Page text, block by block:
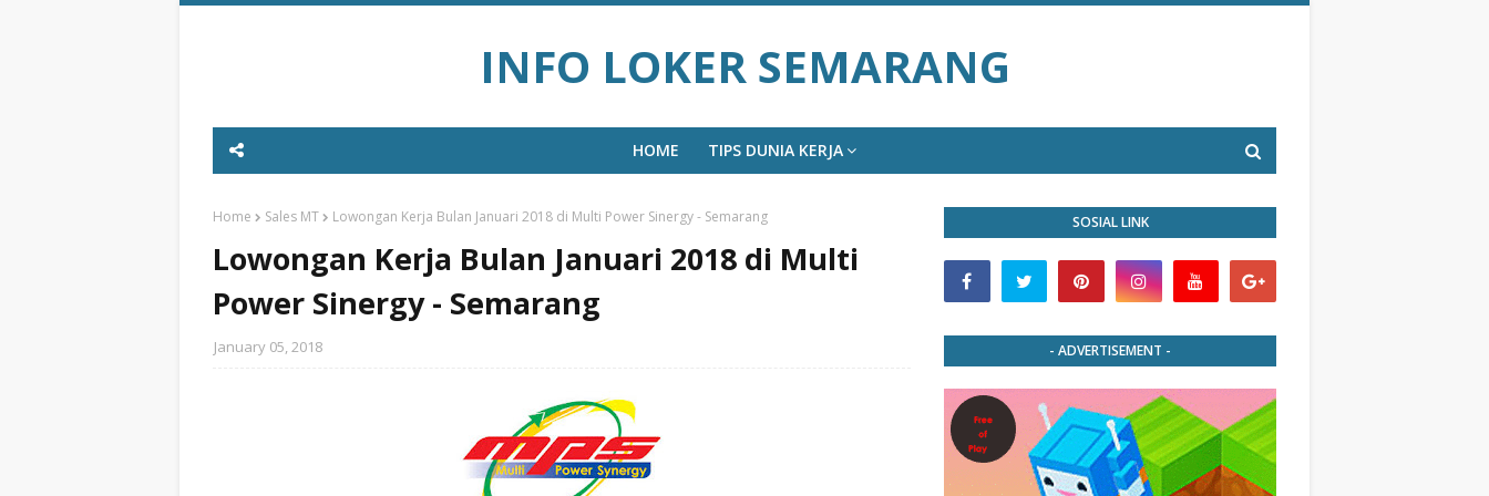
INFO LOKER SEMARANG
HOME TIPS DUNIA KERJA
Home Sales MT Lowongan Kerja Bulan Januari 2018 di Multi Power Sinergy - Semarang
Lowongan Kerja Bulan Januari 2018 di Multi
Power Sinergy - Semarang
January 05, 2018
SOSIAL LINK
- ADVERTISEMENT -